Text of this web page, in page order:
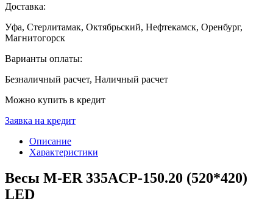
Доставка:
Уфа, Стерлитамак, Октябрьский, Нефтекамск, Оренбург,
Магнитогорск
Варианты оплаты:
Безналичный расчет, Наличный расчет
Можно купить в кредит
Заявка на кредит
Описание
Характеристики
Весы M-ER 335ACP-150.20 (520*420)
LED